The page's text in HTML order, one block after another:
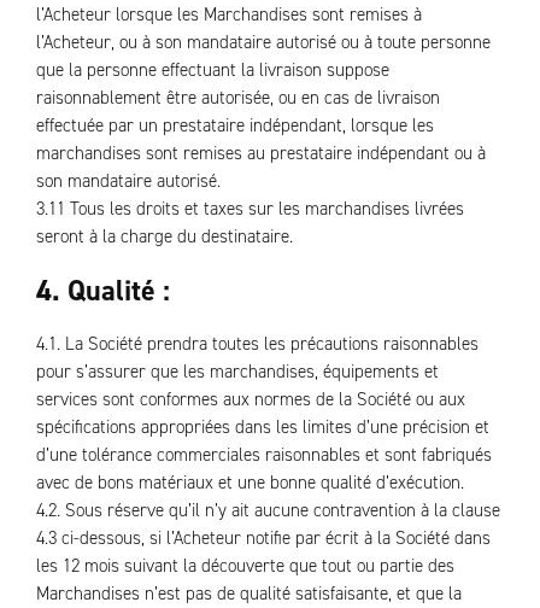
l’Acheteur lorsque les Marchandises sont remises à
l’Acheteur, ou à son mandataire autorisé ou à toute personne
que la personne effectuant la livraison suppose
raisonnablement être autorisée, ou en cas de livraison
effectuée par un prestataire indépendant, lorsque les
marchandises sont remises au prestataire indépendant ou à
son mandataire autorisé.
3.11 Tous les droits et taxes sur les marchandises livrées
seront à la charge du destinataire.
4. Qualité :
4.1. La Société prendra toutes les précautions raisonnables
pour s’assurer que les marchandises, équipements et
services sont conformes aux normes de la Société ou aux
spécifications appropriées dans les limites d’une précision et
d’une tolérance commerciales raisonnables et sont fabriqués
avec de bons matériaux et une bonne qualité d’exécution.
4.2. Sous réserve qu’il n’y ait aucune contravention à la clause
4.3 ci-dessous, si l’Acheteur notifie par écrit à la Société dans
les 12 mois suivant la découverte que tout ou partie des
Marchandises n’est pas de qualité satisfaisante, et que la